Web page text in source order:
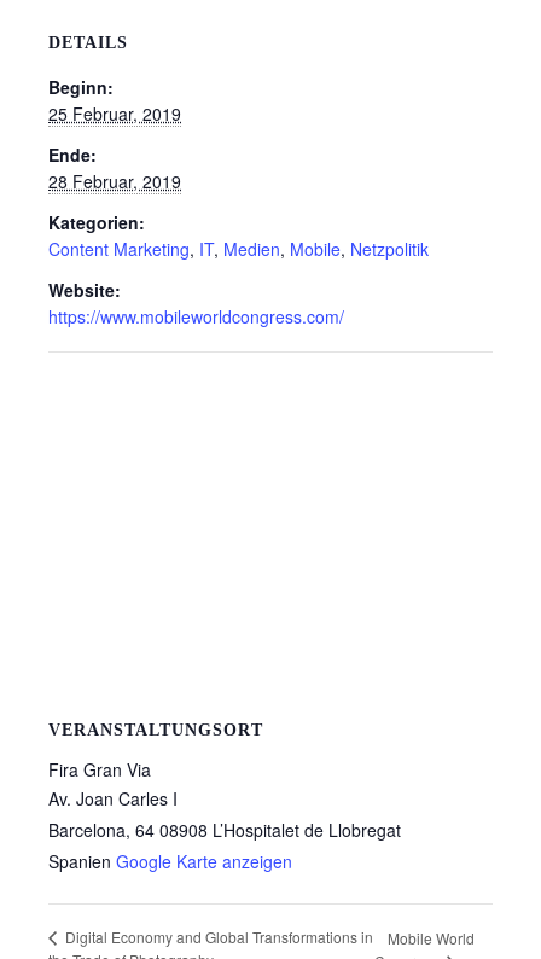
DETAILS
Beginn:
25 Februar, 2019
Ende:
28 Februar, 2019
Kategorien:
Content Marketing, IT, Medien, Mobile, Netzpolitik
Website:
https://www.mobileworldcongress.com/
VERANSTALTUNGSORT
Fira Gran Via
Av. Joan Carles I
Barcelona, 64 08908 L’Hospitalet de Llobregat
Spanien Google Karte anzeigen
Digital Economy and Global Transformations in
Mobile World